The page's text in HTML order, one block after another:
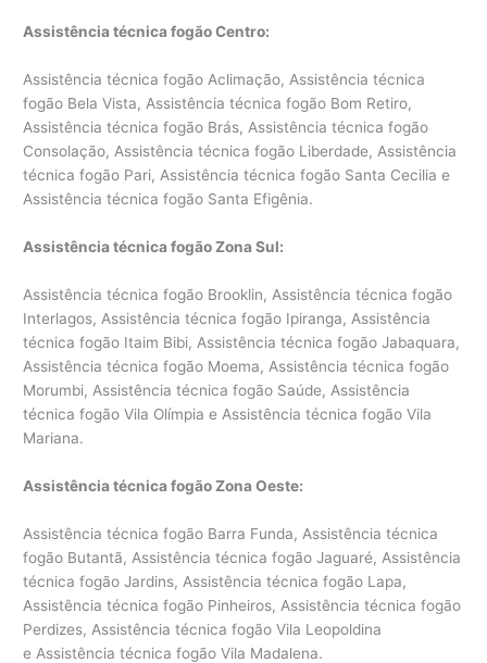
Assistência técnica fogão Centro:
Assistência técnica fogão Aclimação, Assistência técnica
fogão Bela Vista, Assistência técnica fogão Bom Retiro,
Assistência técnica fogão Brás, Assistência técnica fogão
Consolação, Assistência técnica fogão Liberdade, Assistência
técnica fogão Pari, Assistência técnica fogão Santa Cecilia e
Assistência técnica fogão Santa Efigênia.
Assistência técnica fogão Zona Sul:
Assistência técnica fogão Brooklin, Assistência técnica fogão
Interlagos, Assistência técnica fogão Ipiranga, Assistência
técnica fogão Itaim Bibi, Assistência técnica fogão Jabaquara,
Assistência técnica fogão Moema, Assistência técnica fogão
Morumbi, Assistência técnica fogão Saúde, Assistência
técnica fogão Vila Olímpia e Assistência técnica fogão Vila
Mariana.
Assistência técnica fogão Zona Oeste:
Assistência técnica fogão Barra Funda, Assistência técnica
fogão Butantã, Assistência técnica fogão Jaguaré, Assistência
técnica fogão Jardins, Assistência técnica fogão Lapa,
Assistência técnica fogão Pinheiros, Assistência técnica fogão
Perdizes, Assistência técnica fogão Vila Leopoldina
e Assistência técnica fogão Vila Madalena.